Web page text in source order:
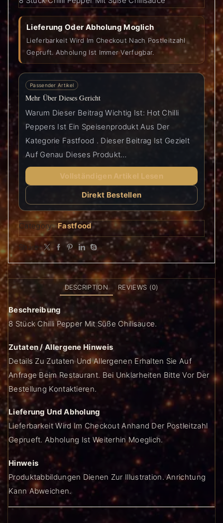
Lieferung Oder Abholung Moglich
Lieferbarkeit Wird Im Checkout Nach Postleitzahl
Gepruft. Abholung Ist Immer Verfugbar.
Passender Artikel
Mehr Über Dieses Gericht
Warum Dieser Beitrag Wichtig Ist: Hot Chilli
Peppers Ist Ein Speisenprodukt Aus Der
Kategorie Fastfood . Dieser Beitrag Ist Gezielt
Auf Genau Dieses Produkt…
Vollständigen Artikel Lesen
Direkt Bestellen
Category:Fastfood
Share:
DESCRIPTION REVIEWS (0)
Beschreibung
8 Stück Chilli Pepper Mit Süße Chilisauce.
Zutaten / Allergene Hinweis
Details Zu Zutaten Und Allergenen Erhalten Sie Auf
Anfrage Beim Restaurant. Bei Unklarheiten Bitte Vor Der
Bestellung Kontaktieren.
Lieferung Und Abholung
Lieferbarkeit Wird Im Checkout Anhand Der Postleitzahl
Geprueft. Abholung Ist Weiterhin Moeglich.
Hinweis
Produktabbildungen Dienen Zur Illustration. Anrichtung
Kann Abweichen.